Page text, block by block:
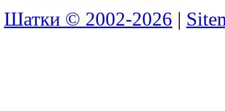
Шатки © 2002-2026 |